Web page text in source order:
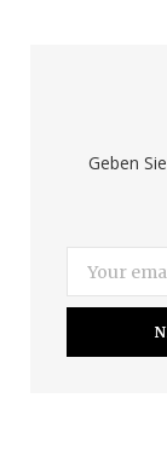
Geben